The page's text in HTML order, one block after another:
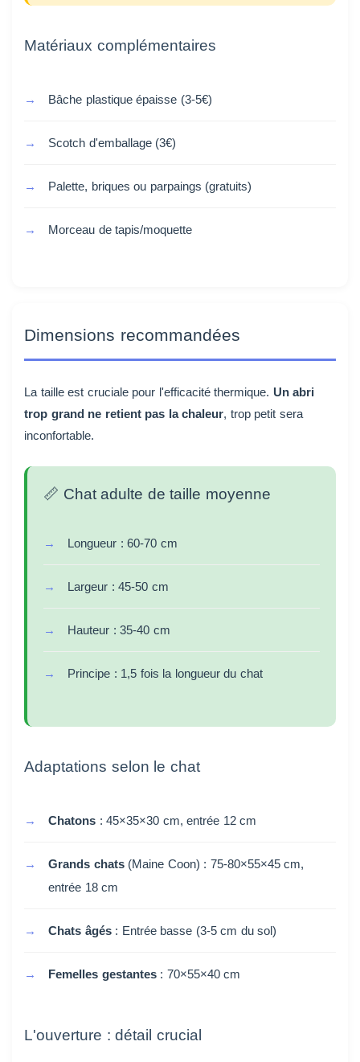
Matériaux complémentaires
Bâche plastique épaisse (3-5€)
Scotch d'emballage (3€)
Palette, briques ou parpaings (gratuits)
Morceau de tapis/moquette
Dimensions recommandées
La taille est cruciale pour l'efficacité thermique. Un abri
trop grand ne retient pas la chaleur, trop petit sera
inconfortable.
📏 Chat adulte de taille moyenne
Longueur : 60-70 cm
Largeur : 45-50 cm
Hauteur : 35-40 cm
Principe : 1,5 fois la longueur du chat
Adaptations selon le chat
Chatons : 45×35×30 cm, entrée 12 cm
Grands chats(Maine Coon) : 75-80×55×45 cm,
entrée 18 cm
Chats âgés: Entrée basse (3-5 cm du sol)
Femelles gestantes: 70×55×40 cm
L'ouverture : détail crucial